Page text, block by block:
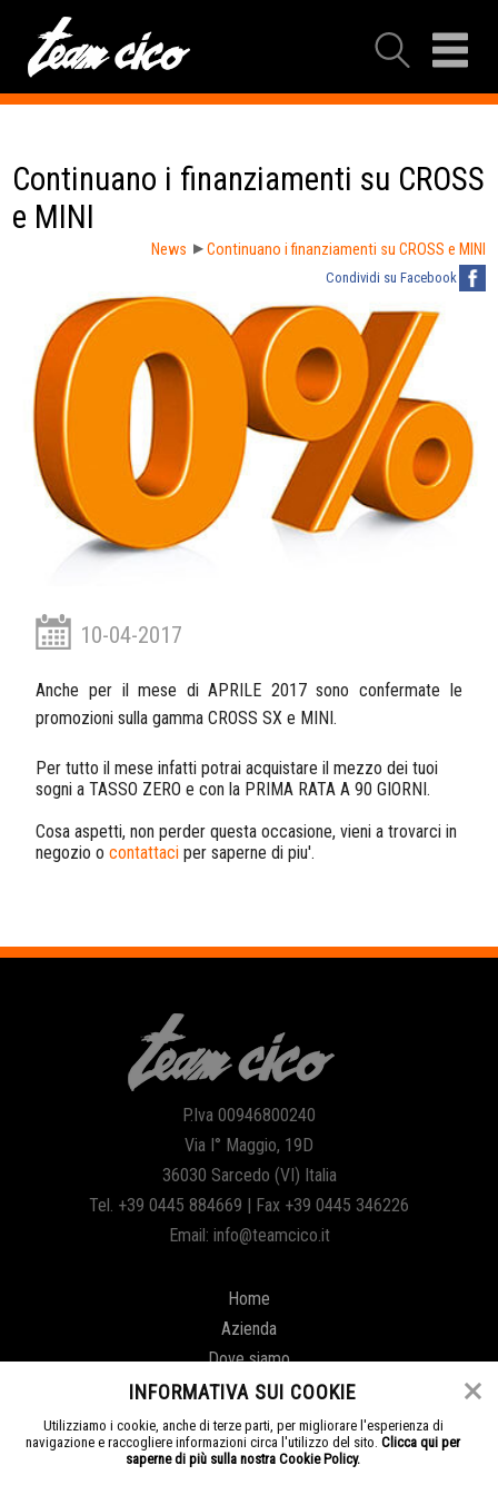
Continuano i finanziamenti su CROSS
e MINI
News Continuano i finanziamenti su CROSS e MINI
Condividi su Facebook
10-04-2017
Anche per il mese di APRILE 2017 sono confermate le
promozioni sulla gamma CROSS SX e MINI.
Per tutto il mese infatti potrai acquistare il mezzo dei tuoi
sogni a TASSO ZERO e con la PRIMA RATA A 90 GIORNI.
Cosa aspetti, non perder questa occasione, vieni a trovarci in
negozio ocontattaci per saperne di piu'.
P.Iva 00946800240
Via I° Maggio, 19D
36030 Sarcedo (VI) Italia
Tel. +39 0445 884669 | Fax +39 0445 346226
Email: info@teamcico.it
Home
Azienda
Dove siamo
Informativa sui cookie
Privacy
Gestisci Cookie
INFORMATIVA SUI COOKIE
Utilizziamo i cookie, anche di terze parti, per migliorare l'esperienza di
navigazione e raccogliere informazioni circa l'utilizzo del sito.Clicca qui per
saperne di più sulla nostra Cookie Policy.